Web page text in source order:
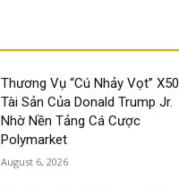
Thương Vụ “Cú Nhảy Vọt” X50
Tài Sản Của Donald Trump Jr.
Nhờ Nền Tảng Cá Cược
Polymarket
August 6, 2026